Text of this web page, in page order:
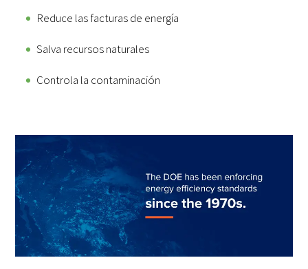
Reduce las facturas de energía
Salva recursos naturales
Controla la contaminación